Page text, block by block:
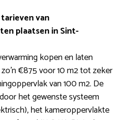
van
plaatsen in Sint-
kopen en laten
€875 voor 10 m2 tot zeker
van 100 m2. De
het gewenste systeem
het kameroppervlakte